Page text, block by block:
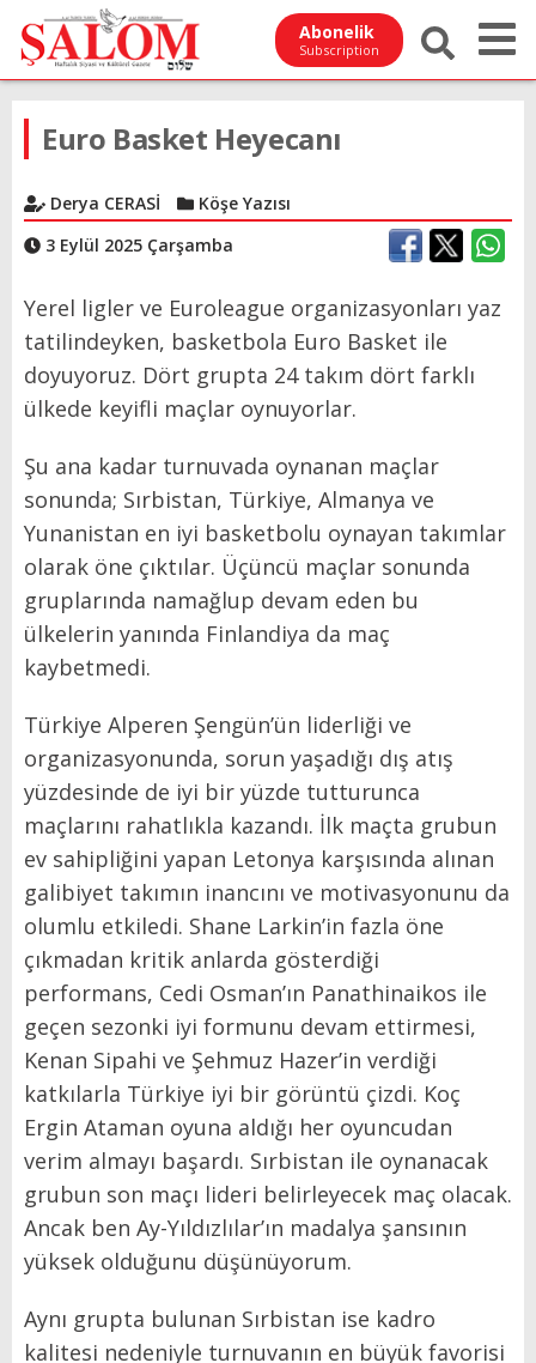
Abonelik
Subscription
Euro Basket Heyecanı
Derya CERASİ
Köşe Yazısı
3 Eylül 2025 Çarşamba
Yerel ligler ve Euroleague organizasyonları yaz
tatilindeyken, basketbola Euro Basket ile
doyuyoruz. Dört grupta 24 takım dört farklı
ülkede keyifli maçlar oynuyorlar.
Şu ana kadar turnuvada oynanan maçlar
sonunda; Sırbistan, Türkiye, Almanya ve
Yunanistan en iyi basketbolu oynayan takımlar
olarak öne çıktılar. Üçüncü maçlar sonunda
gruplarında namağlup devam eden bu
ülkelerin yanında Finlandiya da maç
kaybetmedi.
Türkiye Alperen Şengün’ün liderliği ve
organizasyonunda, sorun yaşadığı dış atış
yüzdesinde de iyi bir yüzde tutturunca
maçlarını rahatlıkla kazandı. İlk maçta grubun
ev sahipliğini yapan Letonya karşısında alınan
galibiyet takımın inancını ve motivasyonunu da
olumlu etkiledi. Shane Larkin’in fazla öne
çıkmadan kritik anlarda gösterdiği
performans, Cedi Osman’ın Panathinaikos ile
geçen sezonki iyi formunu devam ettirmesi,
Kenan Sipahi ve Şehmuz Hazer’in verdiği
katkılarla Türkiye iyi bir görüntü çizdi. Koç
Ergin Ataman oyuna aldığı her oyuncudan
verim almayı başardı. Sırbistan ile oynanacak
grubun son maçı lideri belirleyecek maç olacak.
Ancak ben Ay-Yıldızlılar’ın madalya şansının
yüksek olduğunu düşünüyorum.
Aynı grupta bulunan Sırbistan ise kadro
kalitesi nedeniyle turnuvanın en büyük favorisi